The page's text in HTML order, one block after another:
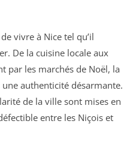
vivre à Nice tel qu’il
De la cuisine locale aux
par les marchés de Noël, la
authenticité désarmante.
de la ville sont mises en
entre les Niçois et